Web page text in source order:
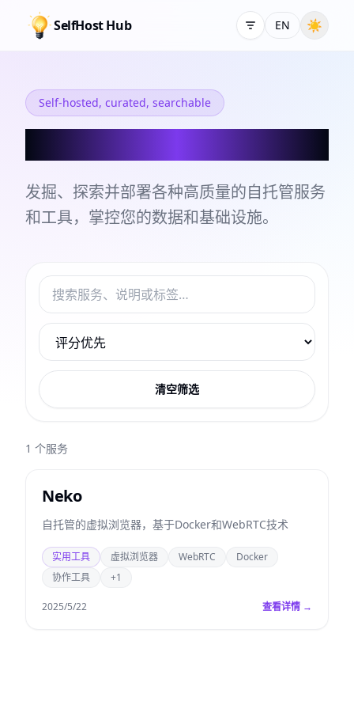
SelfHost Hub EN ☀
Self-hosted, curated, searchable
发掘、探索并部署各种高质量的自托管服务
和工具，掌控您的数据和基础设施。
清空筛选
1 个服务
Neko
自托管的虚拟浏览器，基于Docker和WebRTC技术
实用工具 虚拟浏览器 WebRTC
Docker
协作工具
+1
2025/5/22 查看详情 →